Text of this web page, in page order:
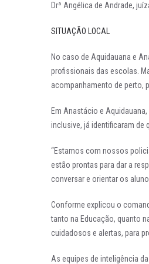
Drª Angélica de Andrade,
SITUAÇÃO LOCAL
No caso de Aquidauana e
profissionais das escolas.
acompanhamento de perto,
Em Anastácio e
inclusive, já identificaram de
“Estamos com nossos
estão prontas para dar a
conversar e orientar os
Conforme explicou o
tanto na Educação, quanto
cuidadosos e alertas, para
As equipes de inteligência